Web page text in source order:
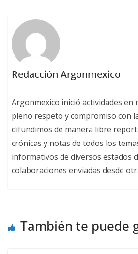
Redacción Argonmexico
Argonmexico inició actividades en
pleno respeto y compromiso con
difundimos de manera libre
crónicas y notas de todos los
informativos de diversos estados
colaboraciones enviadas desde
También te puede